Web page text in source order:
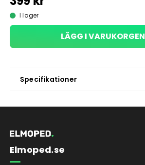
I lager
LÄGG I VARUKORGEN
Specifikationer
Elmoped.se